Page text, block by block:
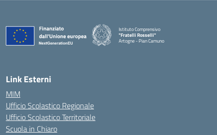
Istituto Comprensivo
"Fratelli Rosselli"
Artogne - Pian Camuno
— Visita la pagina iniziale della scuola
Link Esterni
MIM
Ufficio Scolastico Regionale
Ufficio Scolastico Territoriale
Scuola in Chiaro